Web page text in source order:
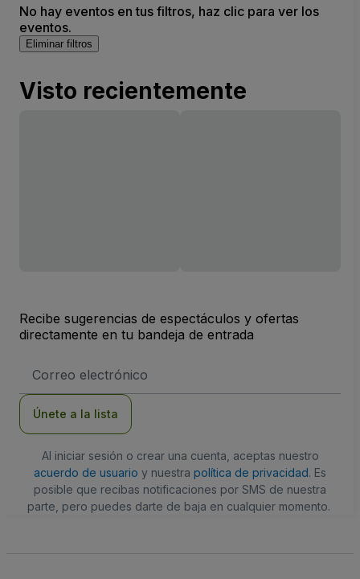
No hay eventos en tus filtros, haz clic para ver los
eventos.
Eliminar filtros
Visto recientemente
Recibe sugerencias de espectáculos y ofertas
directamente en tu bandeja de entrada
de
Únete a la lista
Al iniciar sesión o crear una cuenta, aceptas nuestro
acuerdo de usuario y nuestra política de privacidad. Es
posible que recibas notificaciones por SMS de nuestra
parte, pero puedes darte de baja en cualquier momento.